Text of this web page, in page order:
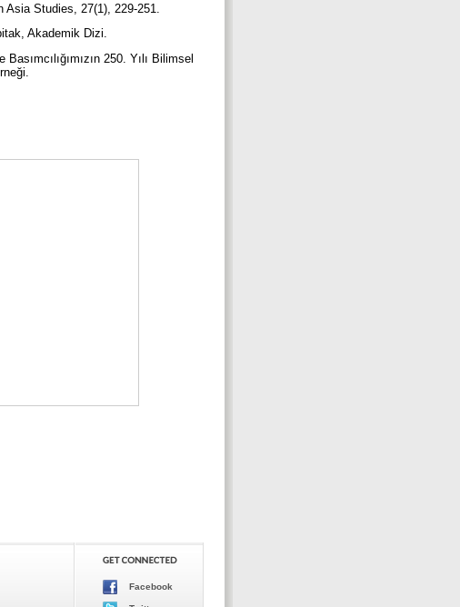
Studies, 27(1), 229-251.
Akademik Dizi.
250. Yılı Bilimsel
Facebook